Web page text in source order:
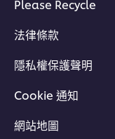
Please Recycle
法律條款
隱私權保護聲明
Cookie 通知
網站地圖